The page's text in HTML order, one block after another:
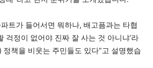
파트가 들어서면 뭐하나, 배고픔과는 타협
걱정이 없어야 진짜 잘 사는 것 아니냐’라
정책을 비웃는 주민들도 있다”고 설명했습